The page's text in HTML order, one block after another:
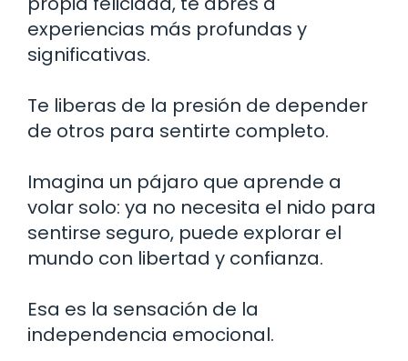
experiencias más profundas y
significativas.
Te liberas de la presión de depender
de otros para sentirte completo.
Imagina un pájaro que aprende a
volar solo: ya no necesita el nido para
sentirse seguro, puede explorar el
mundo con libertad y confianza.
Esa es la sensación de la
independencia emocional.